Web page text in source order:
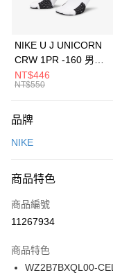
上海商業儲蓄銀行
元大商業銀行
台灣樂天信用卡公司
Apple Pay
全盈+PAY
AFTEE先享後付
【關於「AFTEE先享後付
便利好安心！
３．安心：先確認商品／
【「AFTEE先享後付」結
１．於結帳方式選擇「
２．訂單成立數日內，您
３．收到繳費通知簡訊後
ATM／網路銀行／等多元
運送方式
每筆NT$100，滿
宅配
每筆NT$100，滿
付款後門市自取
每筆NT$100，滿
NIKE U J UNICORN
CRW 1PR -160 男女
中統襪 FZ3393100
NT$446
NT$550
品牌
NIKE
商品特色
商品編號
11267934
商品特色
WZ2B7BXQL00-CEL